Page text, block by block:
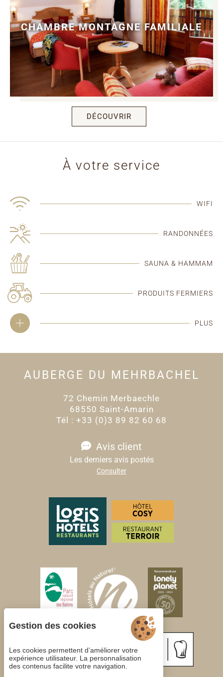
CHAMBRE MONTAGNE FAMILIALE
DÉCOUVRIR
À votre service
WIFI
RANDONNÉES
SAUNA & HAMMAM
PRODUITS FERMIERS
PLUS
AUBERGE DU MEHRBACHEL
72 Chemin Merbaechle
68550 Saint-Amarin
Tél : +33 (0)3 89 82 60 68
Avis client
Les derniers avis postés
Consulter
Gestion des cookies
Les cookies permettent d’améliorer votre
expérience utilisateur. La personnalisation
des contenus facilite votre navigation.